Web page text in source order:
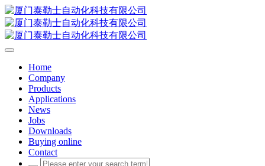
Home
Company
Products
Applications
News
Jobs
Downloads
Buying online
Contact